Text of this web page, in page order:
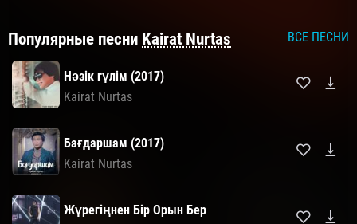
Популярные песни Kairat Nurtas ВСЕ ПЕСНИ
Нәзік гүлім (2017)
Kairat Nurtas
Бағдаршам (2017)
Kairat Nurtas
Жүрегіңнен Бір Орын Бер